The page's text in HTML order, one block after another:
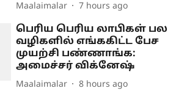
Maalaimalar 7 hours ago
பெரிய பெரிய லாபிகள் பல
வழிகளில் எங்ககிட்ட பேச
முயற்சி பண்ணாங்க:
அமைச்சர் விக்னேஷ்
Maalaimalar 8 hours ago